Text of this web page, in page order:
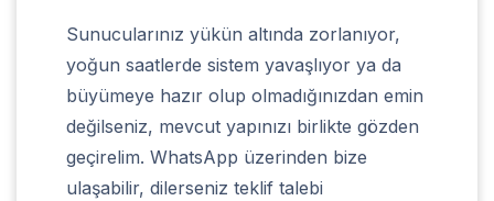
Sunucularınız yükün altında zorlanıyor,
yoğun saatlerde sistem yavaşlıyor ya da
büyümeye hazır olup olmadığınızdan emin
değilseniz, mevcut yapınızı birlikte gözden
geçirelim. WhatsApp üzerinden bize
ulaşabilir, dilerseniz teklif talebi